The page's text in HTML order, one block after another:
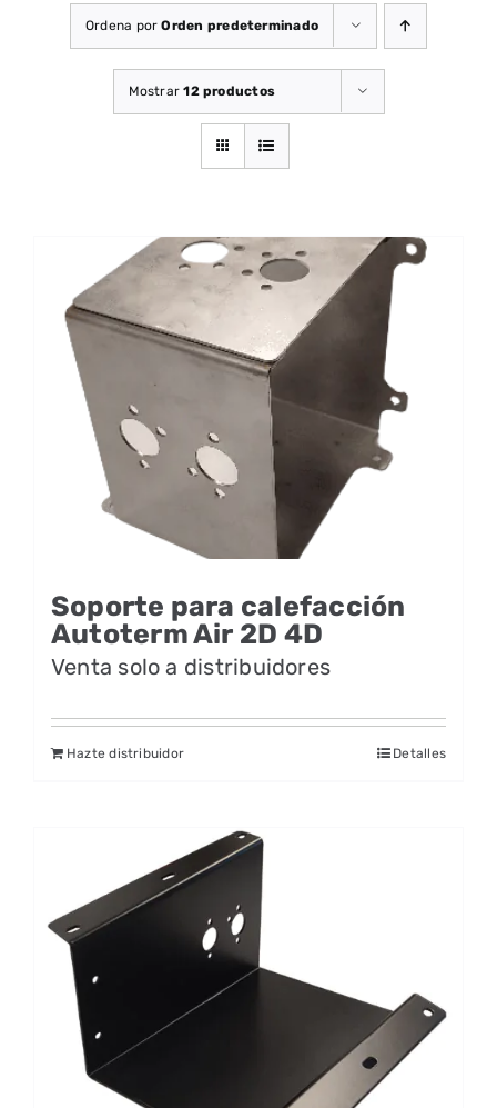
Ordena porOrden predeterminado
Mostrar12 productos
Soporte para calefacción
Autoterm Air 2D 4D
Venta solo a distribuidores
Hazte distribuidor Detalles